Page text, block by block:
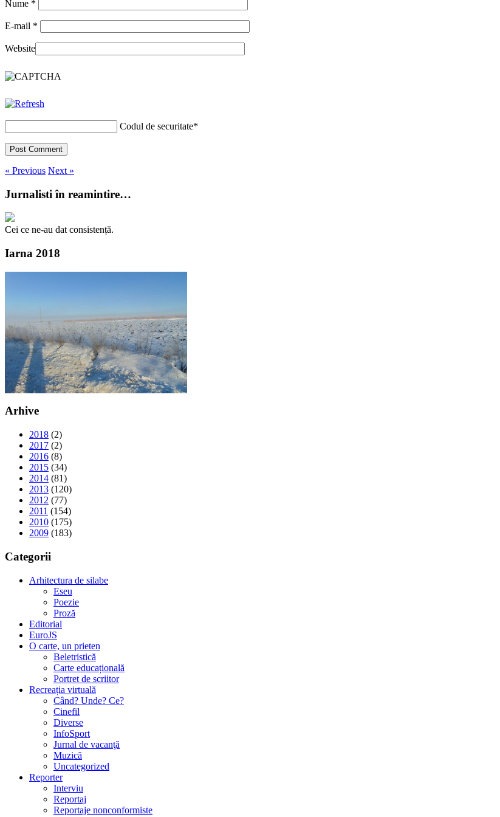
Nume *
E-mail *
Website
Codul de securitate*
« Previous Next »
Jurnalisti în reamintire…
Cei ce ne-au dat consistență.
Iarna 2018
Arhive
2018 (2)
2017 (2)
2016 (8)
2015 (34)
2014 (81)
2013 (120)
2012 (77)
2011 (154)
2010 (175)
2009 (183)
Categorii
Arhitectura de silabe
Eseu
Poezie
Proză
Editorial
EuroJS
O carte, un prieten
Beletristică
Carte educațională
Portret de scriitor
Recreația virtuală
Când? Unde? Ce?
Cinefil
Diverse
InfoSport
Jurnal de vacanţă
Muzică
Uncategorized
Reporter
Interviu
Reportaj
Reportaje nonconformiste